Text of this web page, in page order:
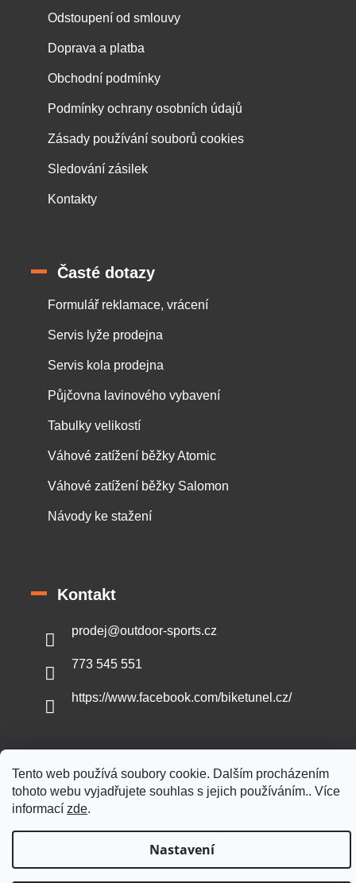
Tento web používá soubory cookie. Dalším procházením
tohoto webu vyjadřujete souhlas s jejich používáním.. Více
informací zde.
Nastavení
Odstoupení od smlouvy
Doprava a platba
Obchodní podmínky
Podmínky ochrany osobních údajů
Zásady používání souborů cookies
Sledování zásilek
Kontakty
Časté dotazy
Formulář reklamace, vrácení
Servis lyže prodejna
Servis kola prodejna
Půjčovna lavinového vybavení
Tabulky velikostí
Váhové zatížení běžky Atomic
Váhové zatížení běžky Salomon
Návody ke stažení
Kontakt
prodej@outdoor-sports.cz
773 545 551
https://www.facebook.com/biketunel.cz/
Vytvořil Shoptet
Copyright 2026Outdoor-sports.cz. Všechna práva vyhrazena.